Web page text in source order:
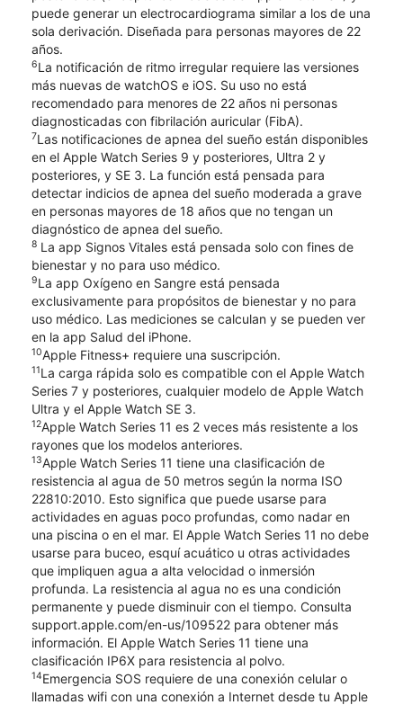
puede generar un electrocardiograma similar a los de una
sola derivación. Diseñada para personas mayores de 22
años.
6La notificación de ritmo irregular requiere las versiones
más nuevas de watchOS e iOS. Su uso no está
recomendado para menores de 22 años ni personas
diagnosticadas con fibrilación auricular (FibA).
7Las notificaciones de apnea del sueño están disponibles
en el Apple Watch Series 9 y posteriores, Ultra 2 y
posteriores, y SE 3. La función está pensada para
detectar indicios de apnea del sueño moderada a grave
en personas mayores de 18 años que no tengan un
diagnóstico de apnea del sueño.
8 La app Signos Vitales está pensada solo con fines de
bienestar y no para uso médico.
9La app Oxígeno en Sangre está pensada
exclusivamente para propósitos de bienestar y no para
uso médico. Las mediciones se calculan y se pueden ver
en la app Salud del iPhone.
10Apple Fitness+ requiere una suscripción.
11La carga rápida solo es compatible con el Apple Watch
Series 7 y posteriores, cualquier modelo de Apple Watch
Ultra y el Apple Watch SE 3.
12Apple Watch Series 11 es 2 veces más resistente a los
rayones que los modelos anteriores.
13Apple Watch Series 11 tiene una clasificación de
resistencia al agua de 50 metros según la norma ISO
22810:2010. Esto significa que puede usarse para
actividades en aguas poco profundas, como nadar en
una piscina o en el mar. El Apple Watch Series 11 no debe
usarse para buceo, esquí acuático u otras actividades
que impliquen agua a alta velocidad o inmersión
profunda. La resistencia al agua no es una condición
permanente y puede disminuir con el tiempo. Consulta
support.apple.com/en-us/109522 para obtener más
información. El Apple Watch Series 11 tiene una
clasificación IP6X para resistencia al polvo.
14Emergencia SOS requiere de una conexión celular o
llamadas wifi con una conexión a Internet desde tu Apple